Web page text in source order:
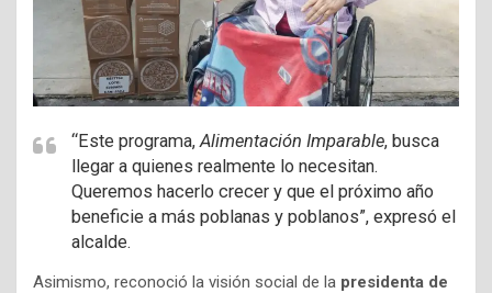
“Este programa, Alimentación Imparable, busca
llegar a quienes realmente lo necesitan.
Queremos hacerlo crecer y que el próximo año
beneficie a más poblanas y poblanos”, expresó el
alcalde.
Asimismo, reconoció la visión social de la presidenta de